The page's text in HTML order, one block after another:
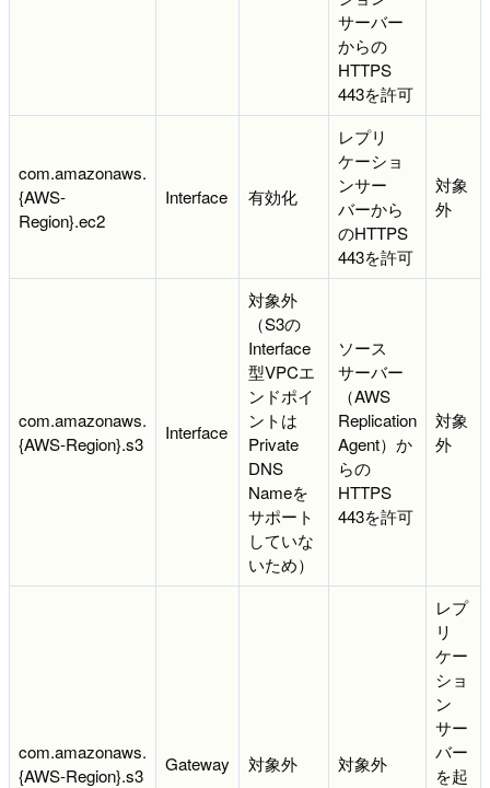
サーバー
からの
HTTPS
443を許可
com.amazonaws.
{AWS-
Region}.ec2
Interface 有効化
レプリ
ケーショ
ンサー
バーから
のHTTPS
443を許可
対象
外
com.amazonaws.
{AWS-Region}.s3
Interface
対象外
（S3の
Interface
型VPCエ
ンドポイ
ントは
Private
DNS
Nameを
サポート
していな
いため）
ソース
サーバー
（AWS
Replication
Agent）か
らの
HTTPS
443を許可
対象
外
com.amazonaws.
{AWS-Region}.s3
Gateway 対象外 対象外
レプ
リ
ケー
ショ
ン
サー
バー
を起